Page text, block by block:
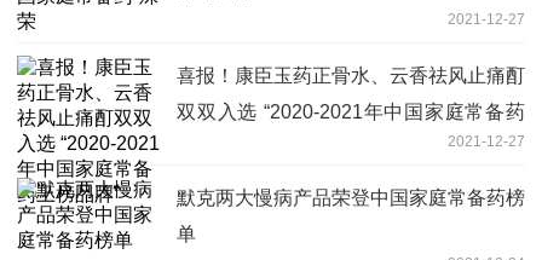
2021-12-27
喜报！康臣玉药正骨水、云香祛风止痛酊
双双入选 “2020-2021年中国家庭常备药
2021-12-27
默克两大慢病产品荣登中国家庭常备药榜
单